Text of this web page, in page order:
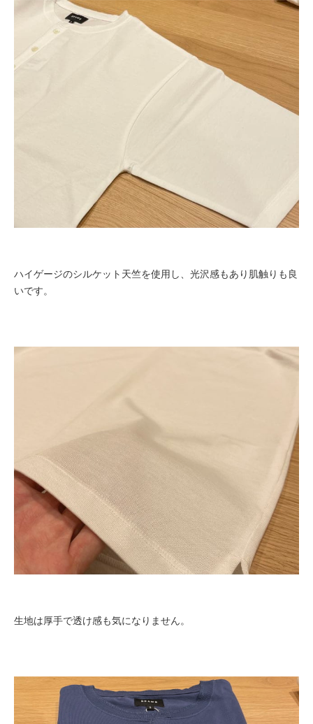
ハイゲージのシルケット天竺を使用し、光沢感もあり肌触りも良
いです。
生地は厚手で透け感も気になりません。